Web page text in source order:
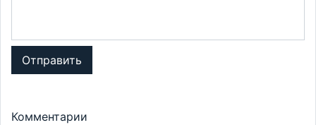
Отправить
Комментарии